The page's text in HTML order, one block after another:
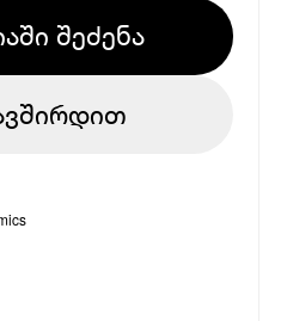
შეძენა